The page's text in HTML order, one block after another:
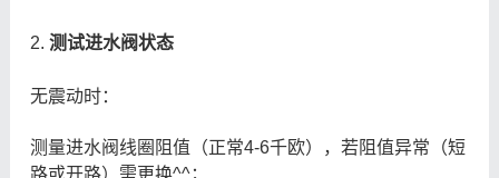
2. 测试进水阀状态
无震动时：
测量进水阀线圈阻值（正常4-6千欧），若阻值异常（短
路或开路）需更换^^；